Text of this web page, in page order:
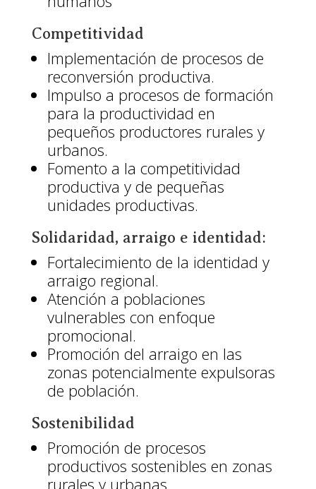
Competitividad
Implementación de procesos de
reconversión productiva.
Impulso a procesos de formación
para la productividad en
pequeños productores rurales y
urbanos.
Fomento a la competitividad
productiva y de pequeñas
unidades productivas.
Solidaridad, arraigo e identidad:
Fortalecimiento de la identidad y
arraigo regional.
Atención a poblaciones
vulnerables con enfoque
promocional.
Promoción del arraigo en las
zonas potencialmente expulsoras
de población.
Sostenibilidad
Promoción de procesos
productivos sostenibles en zonas
rurales y urbanas.